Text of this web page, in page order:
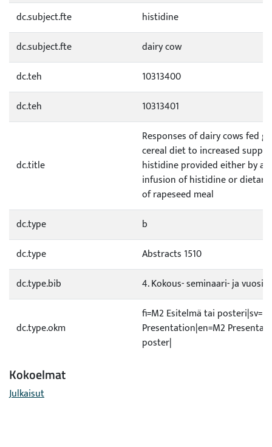
dc.subject.fte
histidine
dc.subject.fte
dairy cow
dc.teh
10313400
dc.teh
10313401
dc.title
Responses of dairy cows fed
cereal diet to increased
histidine provided either by
infusion of histidine or
of rapeseed meal
dc.type
b
dc.type
Abstracts 1510
dc.type.bib
4. Kokous- seminaari- ja
dc.type.okm
fi=M2 Esitelmä tai
Presentation|en=M2
poster|
Kokoelmat
Julkaisut